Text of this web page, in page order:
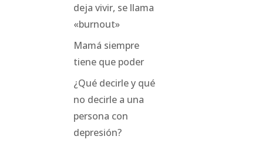
deja vivir, se llama
«burnout»
Mamá siempre
tiene que poder
¿Qué decirle y qué
no decirle a una
persona con
depresión?